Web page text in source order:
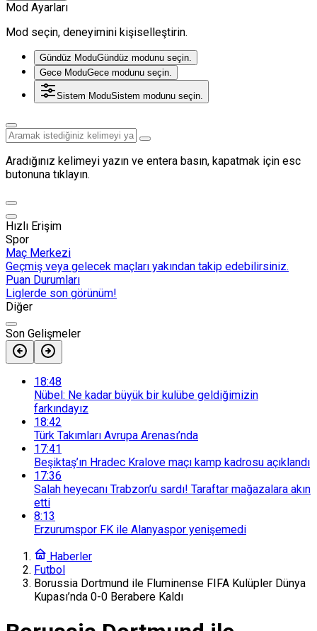
Mod Ayarları
Mod seçin, deneyimini kişiselleştirin.
Gündüz ModuGündüz modunu seçin.
Gece ModuGece modunu seçin.
Sistem ModuSistem modunu seçin.
Aradığınız kelimeyi yazın ve entera basın, kapatmak için esc
butonuna tıklayın.
Hızlı Erişim
Spor
Maç Merkezi
Geçmiş veya gelecek maçları yakından takip edebilirsiniz.
Puan Durumları
Liglerde son görünüm!
Diğer
Son Gelişmeler
18:48
Nübel: Ne kadar büyük bir kulübe geldiğimizin
farkındayız
18:42
Türk Takımları Avrupa Arenası’nda
17:41
Beşiktaş’ın Hradec Kralove maçı kamp kadrosu açıklandı
17:36
Salah heyecanı Trabzon’u sardı! Taraftar mağazalara akın
etti
8:13
Erzurumspor FK ile Alanyaspor yenişemedi
Haberler
Futbol
Borussia Dortmund ile Fluminense FIFA Kulüpler Dünya
Kupası’nda 0-0 Berabere Kaldı